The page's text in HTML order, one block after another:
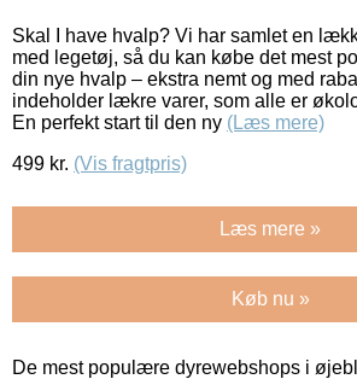
Skal I have hvalp? Vi har samlet en
med legetøj, så du kan købe det mest
din nye hvalp – ekstra nemt og med
indeholder lækre varer, som alle er
En perfekt start til den ny (Læs mere)
499 kr. (Vis fragtpris)
Læs mere »
Køb nu »
De mest populære dyrewebshops i